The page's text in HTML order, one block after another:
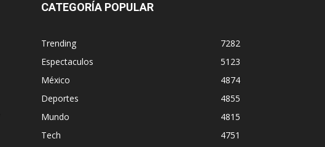
CATEGORÍA POPULAR
Trending
7282
Espectaculos
5123
México
4874
Deportes
4855
Mundo
4815
Tech
4751